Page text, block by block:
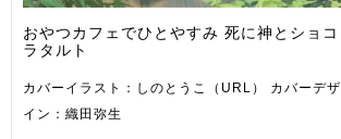
おやつカフェでひとやすみ 死に神とショコ
ラタルト
カバーイラスト：しのとうこ（URL） カバーデザ
イン：織田弥生